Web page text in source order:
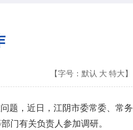
【字号： 默认 大 特大 】
题，近日，江阴市委常委、常务
门有关负责人参加调研。